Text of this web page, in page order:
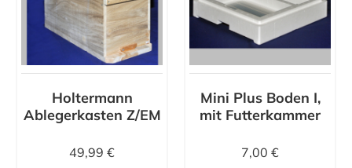
Holtermann
Ablegerkasten Z/EM
49,99 €
Mini Plus Boden I,
mit Futterkammer
7,00 €